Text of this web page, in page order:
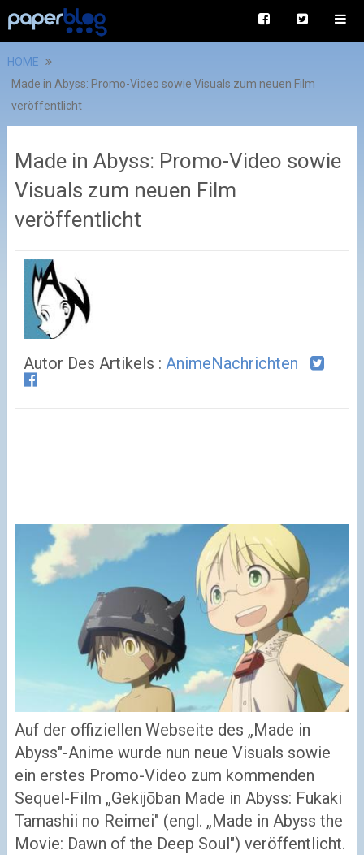
HOME
Made in Abyss: Promo-Video sowie Visuals zum neuen Film
veröffentlicht
Made in Abyss: Promo-Video sowie
Visuals zum neuen Film
veröffentlicht
Autor Des Artikels : AnimeNachrichten
Auf der offiziellen Webseite des „Made in
Abyss"-Anime wurde nun neue Visuals sowie
ein erstes Promo-Video zum kommenden
Sequel-Film „Gekijōban Made in Abyss: Fukaki
Tamashii no Reimei" (engl. „Made in Abyss the
Movie: Dawn of the Deep Soul") veröffentlicht.